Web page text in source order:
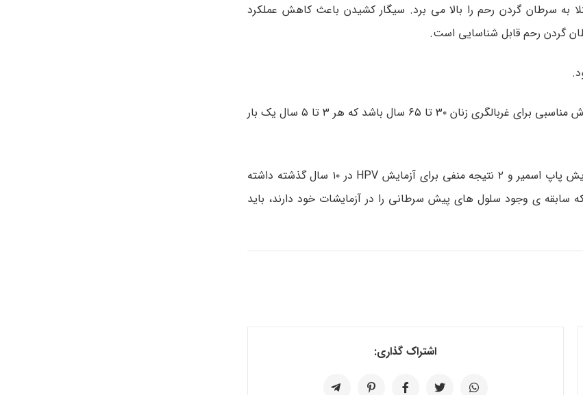
به سرطان گردن رحم را بالا می برد. سیگار کشیدن باعث کاهش عملکرد
گردن رحم قابل شناسایی است.
انجام آزمایش ترکیبی پاپ اسمیر و آزمایش تشخیص HPV می تواند روش مناسبی برای غربالگری زنان ۳۰ تا ۶۵ سال باشد که هر ۳ تا ۵ سال یک بار
زنان با سن بالاتر از ۶۵ سال اگر ۳ نتیجه منفی پشت سر هم برای آزمایش پاپ اسمیر و ۲ نتیجه منفی برای آزمایش HPV در ۱۰ سال گذشته داشته
سابقه ی وجود سلول های پیش سرطانی را در آزمایشات خود دارند، باید
اشتراک گذاری: